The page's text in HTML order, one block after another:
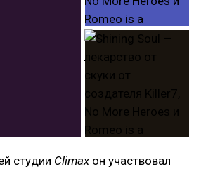
студии Climaxон участвовал